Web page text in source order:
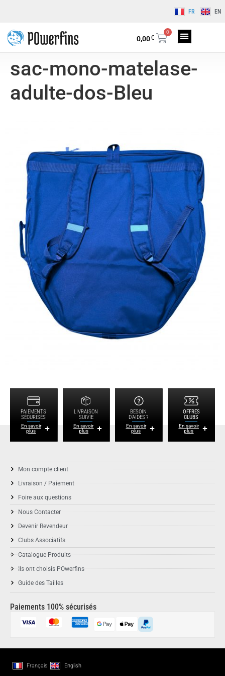
FR EN
0,00€
0
sac-mono-matelase-
adulte-dos-Bleu
PAIEMENTS
SÉCURISÉS
En savoir
plus
LIVRAISON
SUIVIE
En savoir
plus
BESOIN
D'AIDES ?
En savoir
plus
OFFRES
CLUBS
En savoir
plus
Mon compte client
Livraison / Paiement
Foire aux questions
Nous Contacter
Devenir Revendeur
Clubs Associatifs
Catalogue Produits
Ils ont choisis POwerfins
Guide des Tailles
Paiements 100% sécurisés
Français English